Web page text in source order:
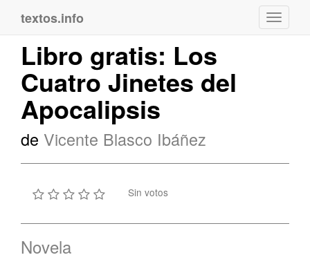
textos.info
Libro gratis: Los
Cuatro Jinetes del
Apocalipsis
de Vicente Blasco Ibáñez
Sin votos
Novela